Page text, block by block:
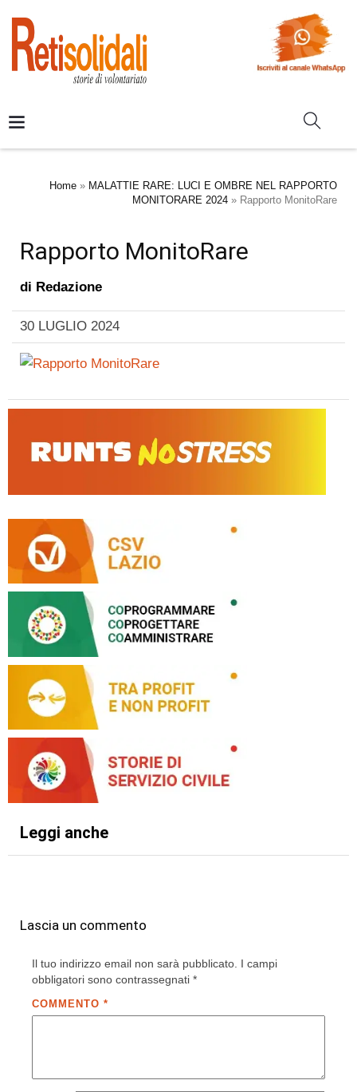
Home » MALATTIE RARE: LUCI E OMBRE NEL RAPPORTO
MONITORARE 2024 » Rapporto MonitoRare
Rapporto MonitoRare
di Redazione
30 LUGLIO 2024
Leggi anche
Lascia un commento
Il tuo indirizzo email non sarà pubblicato. I campi
obbligatori sono contrassegnati *
COMMENTO *